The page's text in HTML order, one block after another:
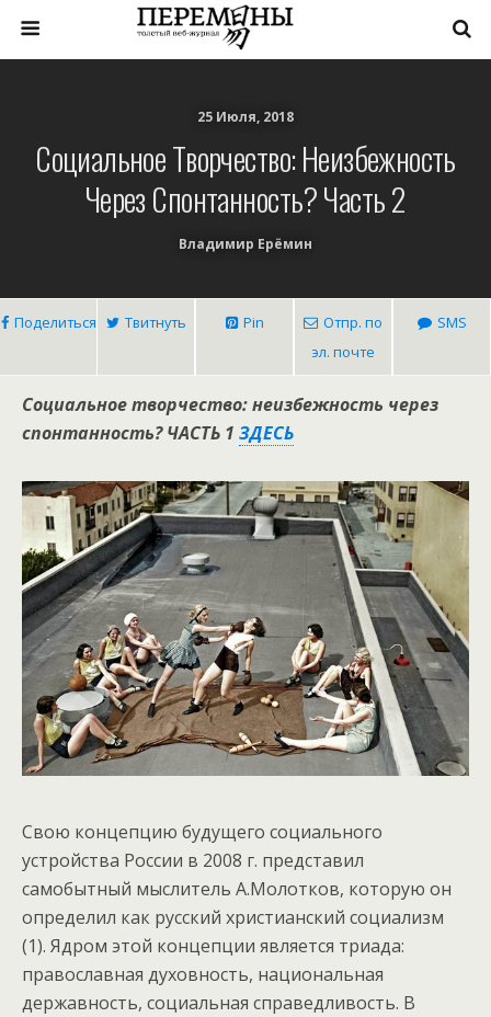
25 Июля, 2018
Социальное Творчество: Неизбежность
Через Спонтанность? Часть 2
Владимир Ерёмин
Поделиться Твитнуть Pin
Отпр. по
эл. почте
SMS
Социальное творчество: неизбежность через
спонтанность? ЧАСТЬ 1 ЗДЕСЬ
Свою концепцию будущего социального
устройства России в 2008 г. представил
самобытный мыслитель А.Молотков, которую он
определил как русский христианский социализм
(1). Ядром этой концепции является триада:
православная духовность, национальная
державность, социальная справедливость. В